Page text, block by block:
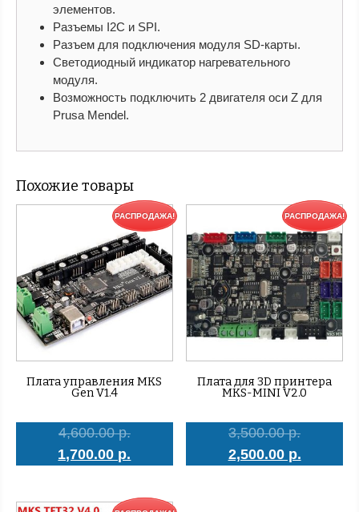
элементов.
Разъемы I2C и SPI.
Разъем для подключения модуля SD-карты.
Светодиодный индикатор нагревательного
модуля.
Возможность подключить 2 двигателя оси Z для
Prusa Mendel.
Похожие товары
РАСПРОДАЖА!
Плата управления MKS
Gen V1.4
4,600.00 р.
1,700.00 р.
РАСПРОДАЖА!
Плата для 3D принтера
MKS-MINI V2.0
3,500.00 р.
2,500.00 р.